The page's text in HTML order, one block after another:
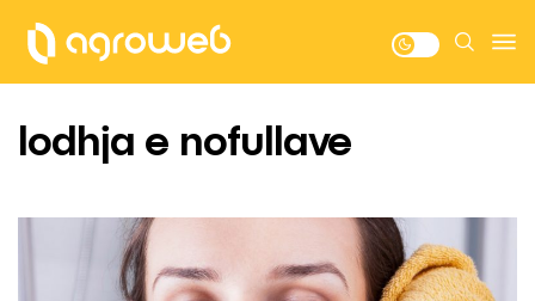
lodhja e nofullave